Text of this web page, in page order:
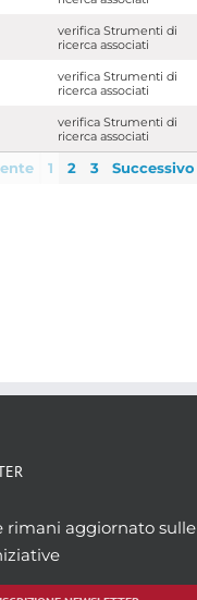
verifica Strumenti di
ricerca associati
verifica Strumenti di
ricerca associati
verifica Strumenti di
ricerca associati
1 2 3 Successivo
rimani aggiornato sulle